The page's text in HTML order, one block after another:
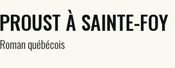
PROUST À SAINTE-FOY
Roman québécois